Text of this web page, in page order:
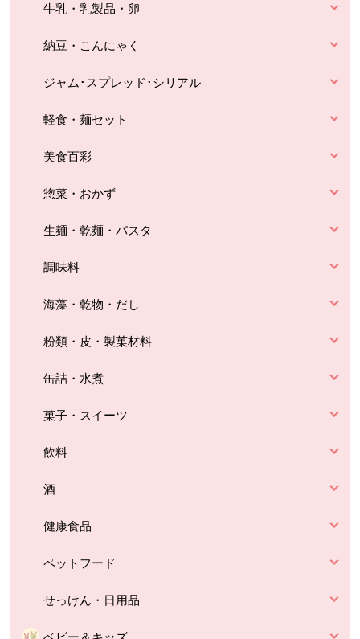
牛乳・乳製品・卵
納豆・こんにゃく
ジャム･スプレッド･シリアル
軽食・麺セット
美食百彩
惣菜・おかず
生麺・乾麺・パスタ
調味料
海藻・乾物・だし
粉類・皮・製菓材料
缶詰・水煮
菓子・スイーツ
飲料
酒
健康食品
ペットフード
せっけん・日用品